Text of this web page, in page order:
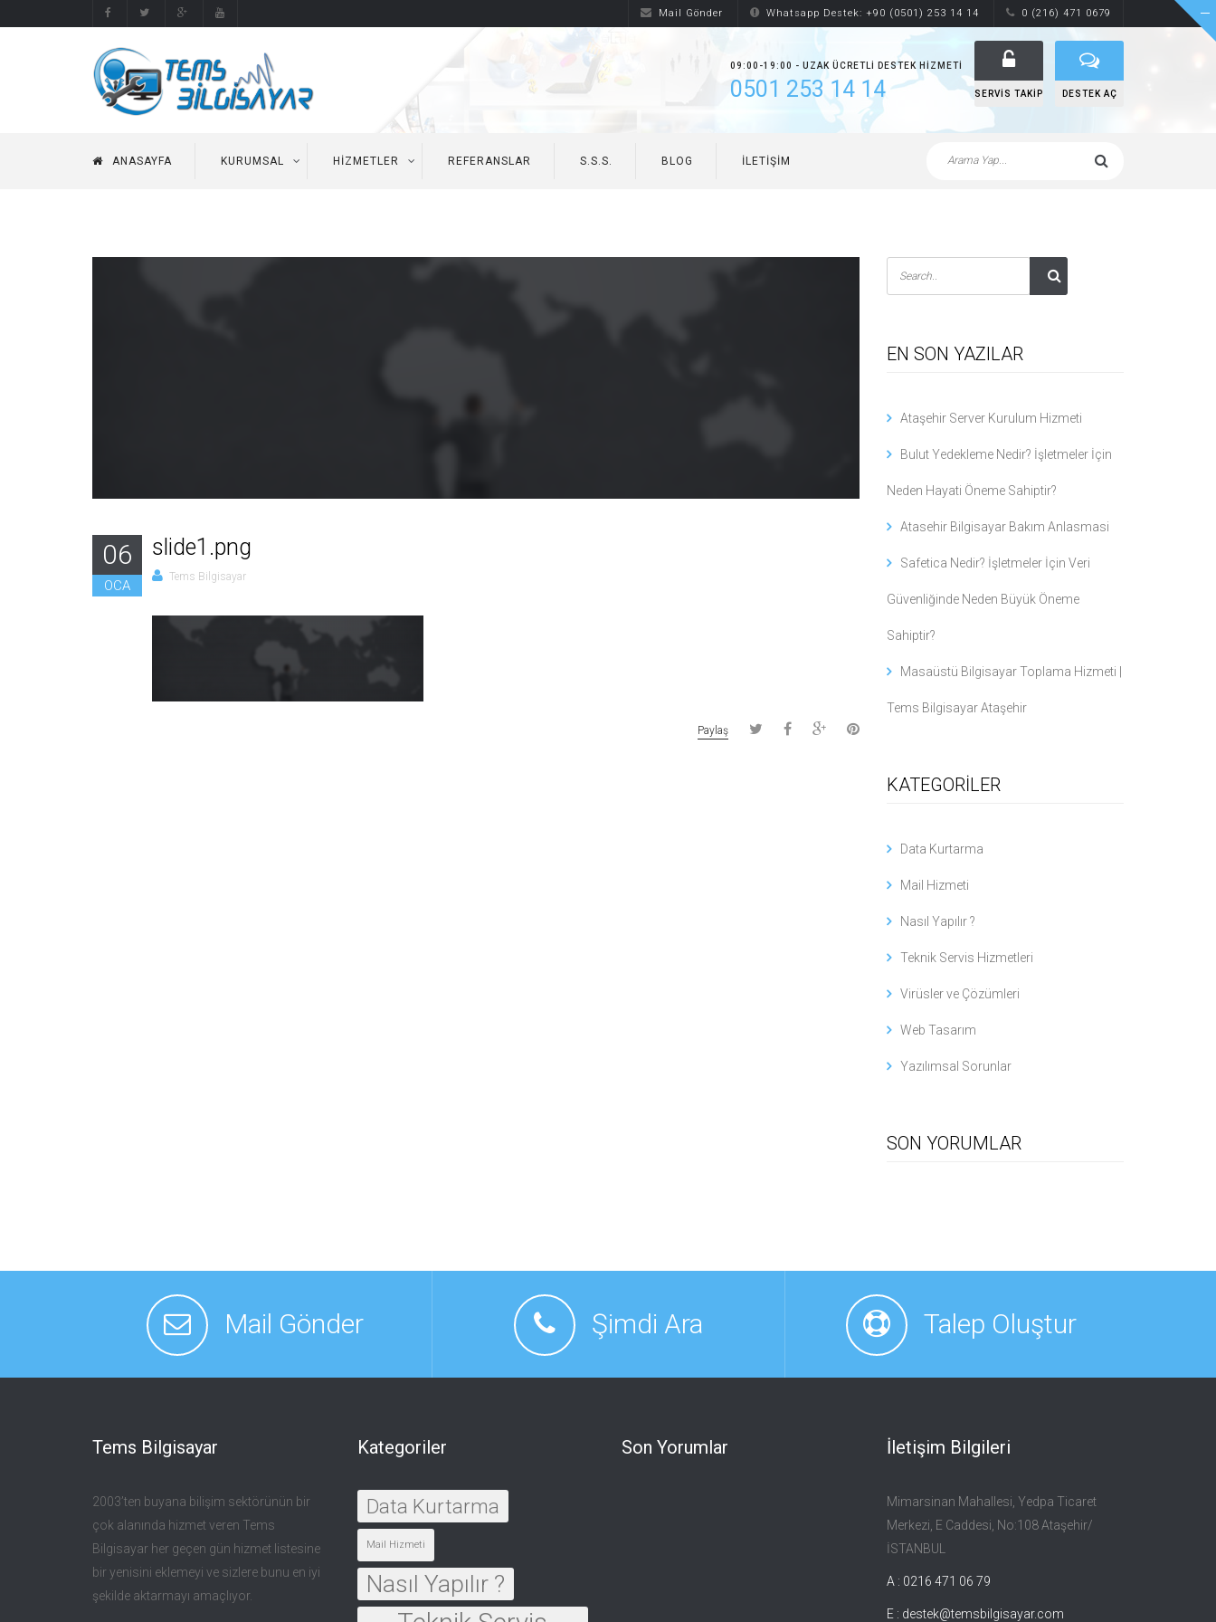
Mail Gönder Whatsapp Destek: +90 (0501) 253 14 14 0 (216) 471 0679
09:00-19:00 - UZAK ÜCRETLI DESTEK HIZMETI
0501 253 14 14 SERVIS TAKIP DESTEK AÇ
ANASAYFA KURUMSAL HIZMETLER REFERANSLAR S.S.S. BLOG İLETIŞIM
06
OCA
slide1.png
Tems Bilgisayar
Paylaş
EN SON YAZILAR
Ataşehir Server Kurulum Hizmeti
Bulut Yedekleme Nedir? İşletmeler İçin
Neden Hayati Öneme Sahiptir?
Atasehir Bilgisayar Bakım Anlasmasi
Safetica Nedir? İşletmeler İçin Veri
Güvenliğinde Neden Büyük Öneme
Sahiptir?
Masaüstü Bilgisayar Toplama Hizmeti |
Tems Bilgisayar Ataşehir
KATEGORİLER
Data Kurtarma
Mail Hizmeti
Nasıl Yapılır ?
Teknik Servis Hizmetleri
Virüsler ve Çözümleri
Web Tasarım
Yazılımsal Sorunlar
SON YORUMLAR
Mail Gönder Şimdi Ara Talep Oluştur
Tems Bilgisayar
2003’ten buyana bilişim sektörünün bir
çok alanında hizmet veren Tems
Bilgisayar her geçen gün hizmet listesine
bir yenisini eklemeyi ve sizlere bunu en iyi
şekilde aktarmayı amaçlıyor.
Kategoriler
Data Kurtarma
Mail Hizmeti
Nasıl Yapılır ?
Son Yorumlar İletişim Bilgileri
Mimarsinan Mahallesi, Yedpa Ticaret
Merkezi, E Caddesi, No:108 Ataşehir/
İSTANBUL
A : 0216 471 06 79
E : destek@temsbilgisayar.com